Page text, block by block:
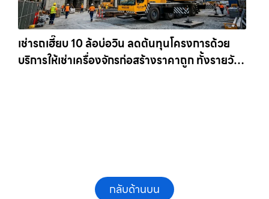
เช่ารถเฮี๊ยบ 10 ล้อบ่อวิน ลดต้นทุนโครงการด้วย
บริการให้เช่าเครื่องจักรก่อสร้างราคาถูก ทั้งรายวัน
กลับด้านบน